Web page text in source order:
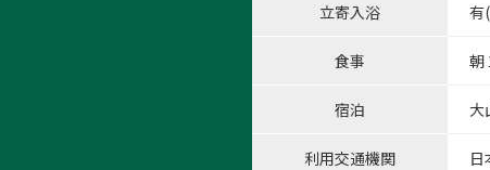
立寄入浴 有
食事
宿泊 大
利用交通機関